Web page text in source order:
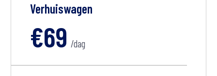
Verhuiswagen
€69 /dag